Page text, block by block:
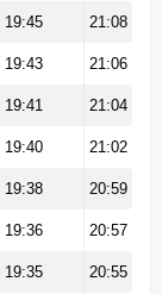
19:45 21:08
19:43 21:06
19:41 21:04
19:40 21:02
19:38 20:59
19:36 20:57
19:35 20:55